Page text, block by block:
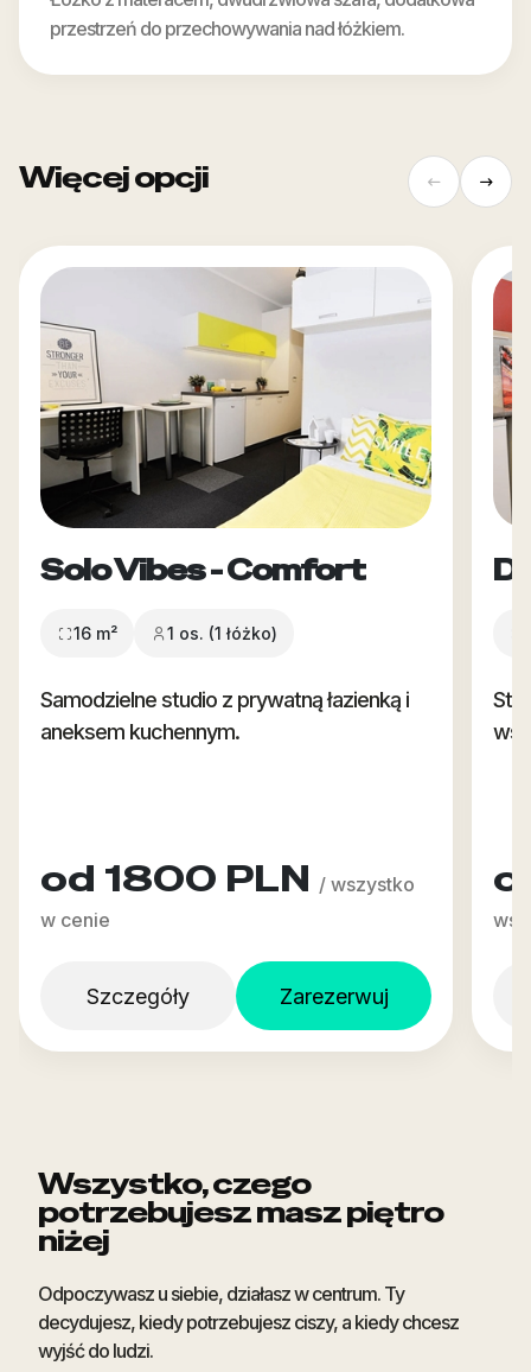
przestrzeń do przechowywania nad łóżkiem.
Więcej opcji
Solo Vibes - Comfort
16 m² 1 os. (1 łóżko)
Samodzielne studio z prywatną łazienką i
aneksem kuchennym.
od 1800 PLN / wszystko
w cenie
Szczegóły Zarezerwuj
Wszystko, czego
potrzebujesz masz piętro
niżej
Odpoczywasz u siebie, działasz w centrum. Ty
decydujesz, kiedy potrzebujesz ciszy, a kiedy chcesz
wyjść do ludzi.